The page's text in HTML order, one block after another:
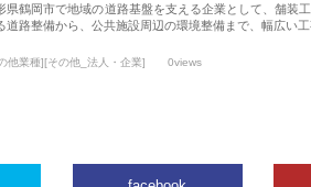
県鶴岡市で地域の道路基盤を支える企業として、舗装
道路整備から、公共施設周辺の環境整備まで、幅広い
他業種][その他_法人・企業] 0views